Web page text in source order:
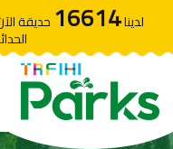
لدينا16614 حديقة